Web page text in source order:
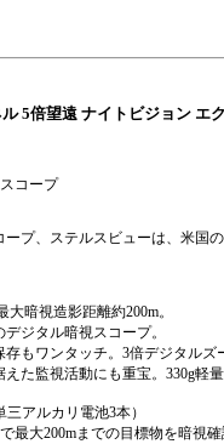
5倍望遠 ナイトビジョン エ
コープ
ープ、ステルスビューは、米国
暗視造影距離約200m。
ジタル暗視スコープ。
存もワンタッチ。3倍デジタルズ
た監視活動にも重宝。330g軽
アルカリ電池3本）
最大200mまでの目標物を暗視